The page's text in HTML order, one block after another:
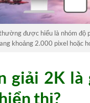
được hiểu là nhóm độ
khoảng 2.000 pixel hoặc
giải 2K là
thị?